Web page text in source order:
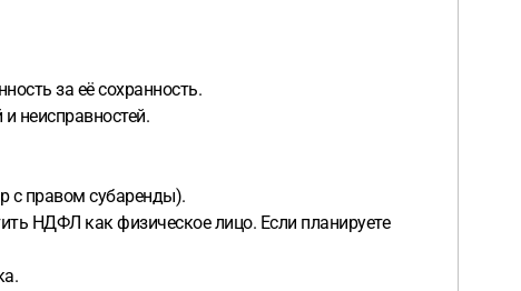
за её сохранность.
неисправностей.
с правом субаренды).
НДФЛ как физическое лицо. Если планируете